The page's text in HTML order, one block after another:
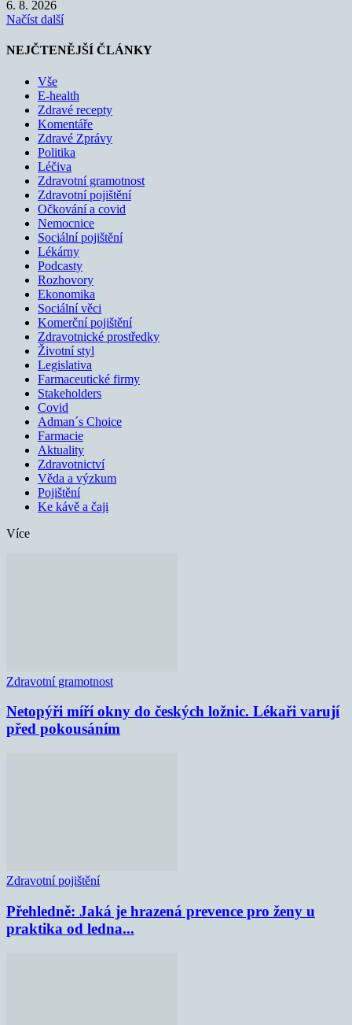
6. 8. 2026
Načíst další
NEJČTENĚJŠÍ ČLÁNKY
Vše
E-health
Zdravé recepty
Komentáře
Zdravé Zprávy
Politika
Léčiva
Zdravotní gramotnost
Zdravotní pojištění
Očkování a covid
Nemocnice
Sociální pojištění
Lékárny
Podcasty
Rozhovory
Ekonomika
Sociální věci
Komerční pojištění
Zdravotnické prostředky
Životní styl
Legislativa
Farmaceutické firmy
Stakeholders
Covid
Adman´s Choice
Farmacie
Aktuality
Zdravotnictví
Věda a výzkum
Pojištění
Ke kávě a čaji
Více
Zdravotní gramotnost
Netopýři míří okny do českých ložnic. Lékaři varují
před pokousáním
Zdravotní pojištění
Přehledně: Jaká je hrazená prevence pro ženy u
praktika od ledna...